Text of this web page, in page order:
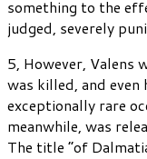
something to the
judged, severely
5, However, Valens
was killed, and even
exceptionally rare
meanwhile, was
The title “of